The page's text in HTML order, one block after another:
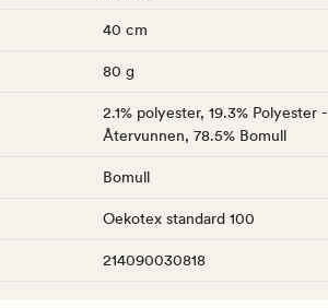
40 cm
80 g
2.1% polyester, 19.3% Polyester -
Återvunnen, 78.5% Bomull
Bomull
Oekotex standard 100
214090030818